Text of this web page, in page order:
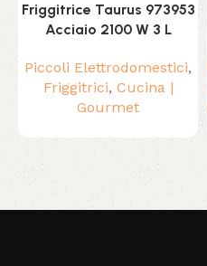
Friggitrice Taurus 973953
Acciaio 2100 W 3 L
Piccoli Elettrodomestici,
Friggitrici, Cucina |
Gourmet
Read More